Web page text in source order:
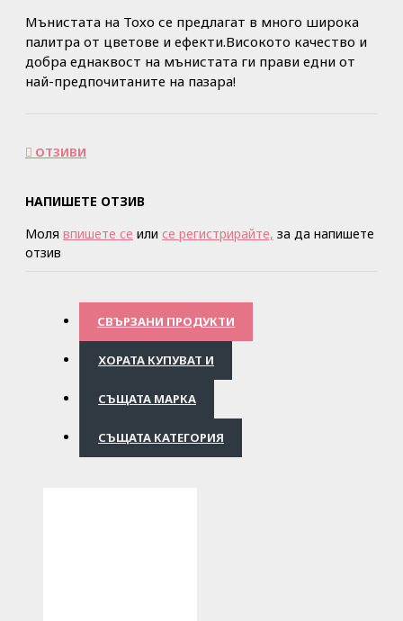
Мънистата на Тохо се предлагат в много широка
палитра от цветове и ефекти.Високото качество и
добра еднаквост на мънистата ги прави едни от
най-предпочитаните на пазара!
ОТЗИВИ
НАПИШЕТЕ ОТЗИВ
Моля впишете се или се регистрирайте, за да напишете
отзив
СВЪРЗАНИ ПРОДУКТИ
ХОРАТА КУПУВАТ И
СЪЩАТА МАРКА
СЪЩАТА КАТЕГОРИЯ